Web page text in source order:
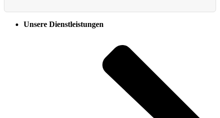
Unsere Dienstleistungen